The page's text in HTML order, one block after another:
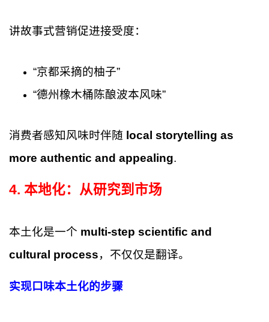
讲故事式营销促进接受度：
“京都采摘的柚子”
“德州橡木桶陈酿波本风味”
消费者感知风味时伴随 local storytelling as
more authentic and appealing.
4. 本地化：从研究到市场
本土化是一个 multi-step scientific and
cultural process，不仅仅是翻译。
实现口味本土化的步骤